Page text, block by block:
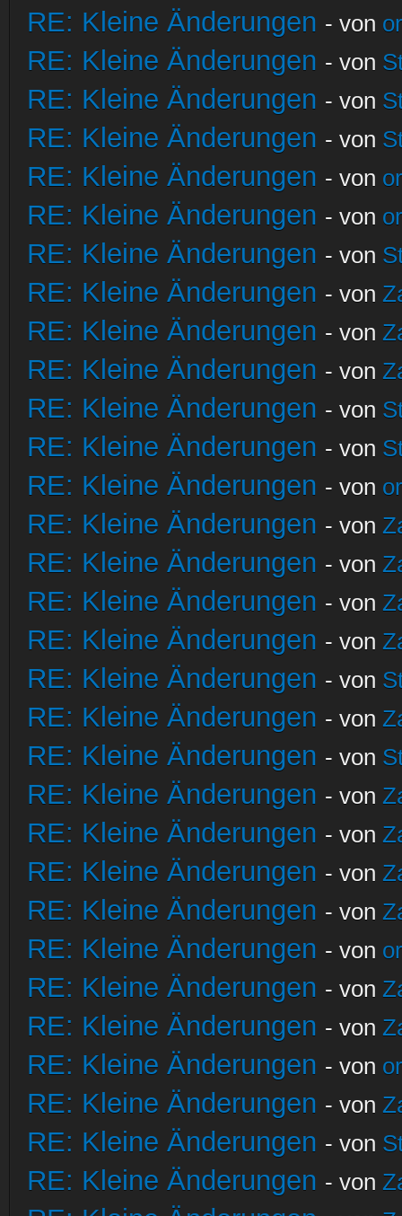
RE: Kleine Änderungen - von
RE: Kleine Änderungen - von
RE: Kleine Änderungen - von
RE: Kleine Änderungen - von
RE: Kleine Änderungen - von
RE: Kleine Änderungen - von
RE: Kleine Änderungen - von
RE: Kleine Änderungen - von
RE: Kleine Änderungen - von
RE: Kleine Änderungen - von
RE: Kleine Änderungen - von
RE: Kleine Änderungen - von
RE: Kleine Änderungen - von
RE: Kleine Änderungen - von
RE: Kleine Änderungen - von
RE: Kleine Änderungen - von
RE: Kleine Änderungen - von
RE: Kleine Änderungen - von
RE: Kleine Änderungen - von
RE: Kleine Änderungen - von
RE: Kleine Änderungen - von
RE: Kleine Änderungen - von
RE: Kleine Änderungen - von
RE: Kleine Änderungen - von
RE: Kleine Änderungen - von
RE: Kleine Änderungen - von
RE: Kleine Änderungen - von
RE: Kleine Änderungen - von
RE: Kleine Änderungen - von
RE: Kleine Änderungen - von
RE: Kleine Änderungen - von